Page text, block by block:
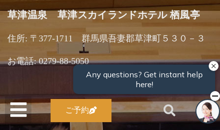
ご予約
草津温泉 草津スカイランドホテル 栖風亭
住所: 〒377-1711 群馬県吾妻郡草津町５３０－３
お電話: 0279-88-5050